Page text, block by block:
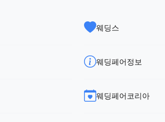
웨딩스
웨딩페어정보
웨딩페어코리아